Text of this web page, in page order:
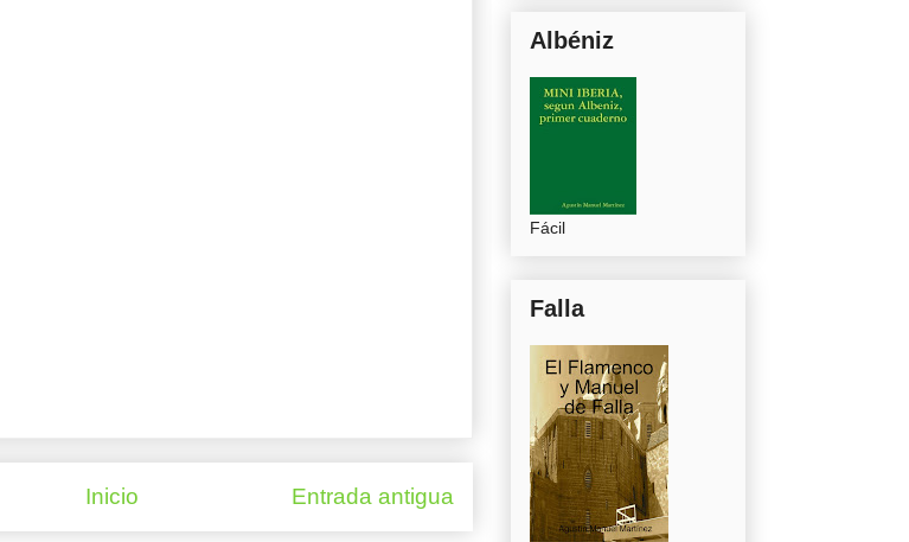
Entrada antigua
Inicio
Albéniz
Fácil
Falla